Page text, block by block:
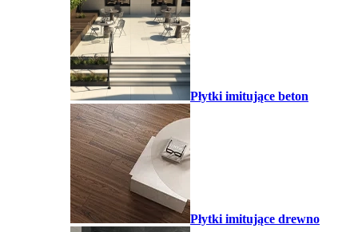
Płytki imitujące beton
Płytki imitujące drewno